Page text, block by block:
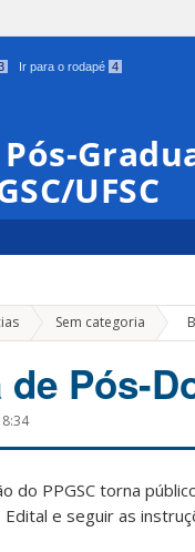
Ir para o rodapé 4
UFSC
Sem categoria »
Pós-
do PPGSC torna
e seguir as